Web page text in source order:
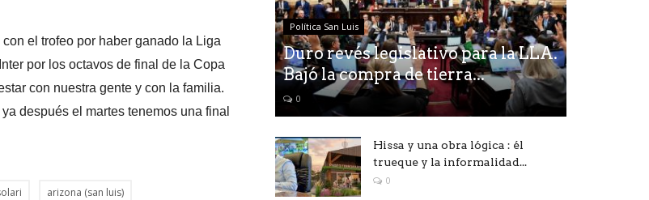
el trofeo por haber ganado la Liga
por los octavos de final de la Copa
con nuestra gente y con la familia.
después el martes tenemos una final
arizona (san luis)
Política San Luis
Duro revés legislativo para la LLA.
Bajó la compra de tierra...
0
Hissa y una obra lógica : él
trueque y la informalidad...
0